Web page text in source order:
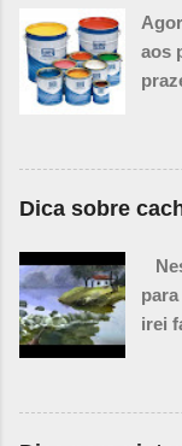
aos
Dica sobre
irei